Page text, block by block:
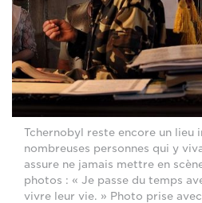
Tchernobyl reste encore un lieu
nombreuses personnes qui y
assure ne jamais mettre en
photos : « Je passe du temps
vivre leur vie. » Photo prise